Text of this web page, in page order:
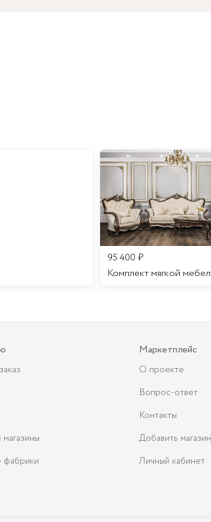
95 400 ₽
Маркетплейс
О проекте
Вопрос-ответ
Контакты
Добавить магазин
Личный кабинет